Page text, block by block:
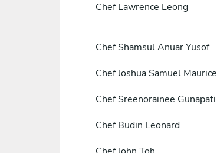
Chef Lawrence Leong
Chef Shamsul Anuar Yusof
ChefJoshua Samuel Maurice
Chef Sreenorainee Gunapati
Chef Budin Leonard